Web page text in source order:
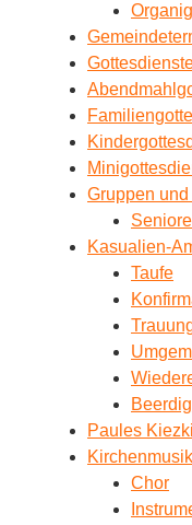
Gruppen
Kasualien-
Taufe
Paules
Kirchenmusik
Chor